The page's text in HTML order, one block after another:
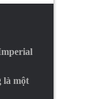
là một